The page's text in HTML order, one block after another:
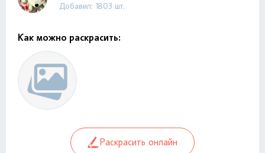
Добавил: 1803 шт.
Как можно раскрасить:
Раскрасить онлайн